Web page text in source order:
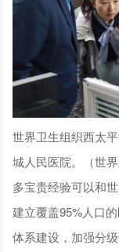
世界卫生组织西太
城人民医院。（世
多宝贵经验可以和
建立覆盖95%人口
体系建设，加强分